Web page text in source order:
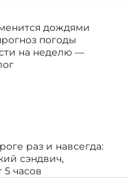
дождями
погоды
на неделю —
раз и навсегда:
сэндвич,
5 часов